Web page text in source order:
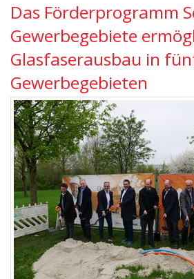
Das Förderprogramm
Gewerbegebiete
Glasfaserausbau in
Gewerbegebieten